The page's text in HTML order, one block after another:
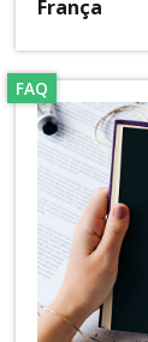
França
FAQ